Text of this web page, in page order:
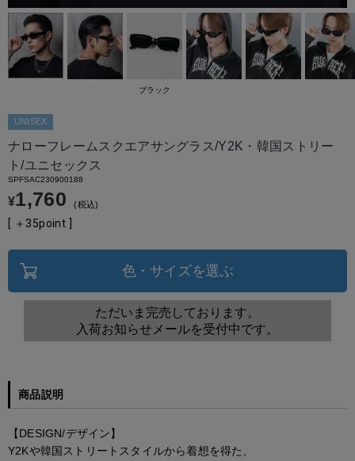
UNISEX
ナローフレームスクエアサングラス/Y2K・韓国ストリー
ト/ユニセックス
SPFSAC230900188
¥1,760 税込
[ ＋ 35point ]
色・サイズを選ぶ
ただいま完売しております。
入荷お知らせメールを受付中です。
商品説明
【DESIGN/デザイン】
Y2Kや韓国ストリートスタイルから着想を得た、
ブラック